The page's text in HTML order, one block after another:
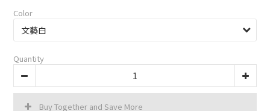
Color
Quantity
Buy Together and Save More